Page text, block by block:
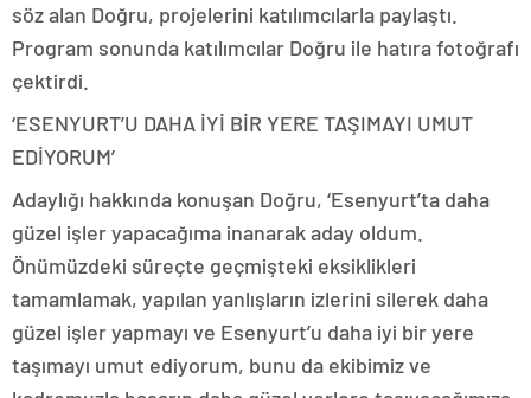
söz alan Doğru, projelerini katılımcılarla paylaştı.
Program sonunda katılımcılar Doğru ile hatıra fotoğrafı
çektirdi.
‘ESENYURT’U DAHA İYİ BİR YERE TAŞIMAYI UMUT
EDİYORUM’
Adaylığı hakkında konuşan Doğru, ‘Esenyurt’ta daha
güzel işler yapacağıma inanarak aday oldum.
Önümüzdeki süreçte geçmişteki eksiklikleri
tamamlamak, yapılan yanlışların izlerini silerek daha
güzel işler yapmayı ve Esenyurt’u daha iyi bir yere
taşımayı umut ediyorum, bunu da ekibimiz ve